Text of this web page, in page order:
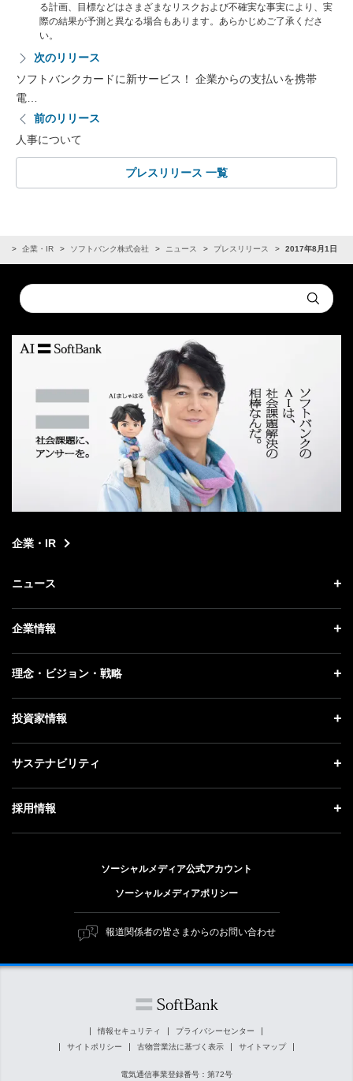
る計画、目標などはさまざまなリスクおよび不確実な事実により、実
際の結果が予測と異なる場合もあります。あらかじめご了承くださ
い。
次のリリース
ソフトバンクカードに新サービス！ 企業からの支払いを携帯
電…
前のリリース
人事について
プレスリリース 一覧
企業・IR ソフトバンク株式会社 ニュース プレスリリース 2017年8月1日
Conduct
a
Submit
企業・IR
ニュース
ニュース トップ
プレスリリース
更新情報
企業情報
企業情報 トップ
社長メッセージ
事業紹介
理念・ビジョン・戦略
理念・ビジョン・戦略 トップ
成長戦略「Activate AI for Society」
人材戦略
投資家情報
投資家情報 トップ
経営方針
サステナビリティ
サステナビリティ トップ
トップメッセージ
ESG方針・体制
マテリアリティ（重要課題）
ESGの主な取り組み
外部評価・イニシアチブ
採用情報
キャリア採用
障がい者採用
ソーシャルメディア公式アカウント
ソーシャルメディアポリシー
報道関係者の皆さまからのお問い合わせ
情報セキュリティ
プライバシーセンター
サイトポリシー
古物営業法に基づく表示 サイトマップ
電気通信事業登録番号：第72号